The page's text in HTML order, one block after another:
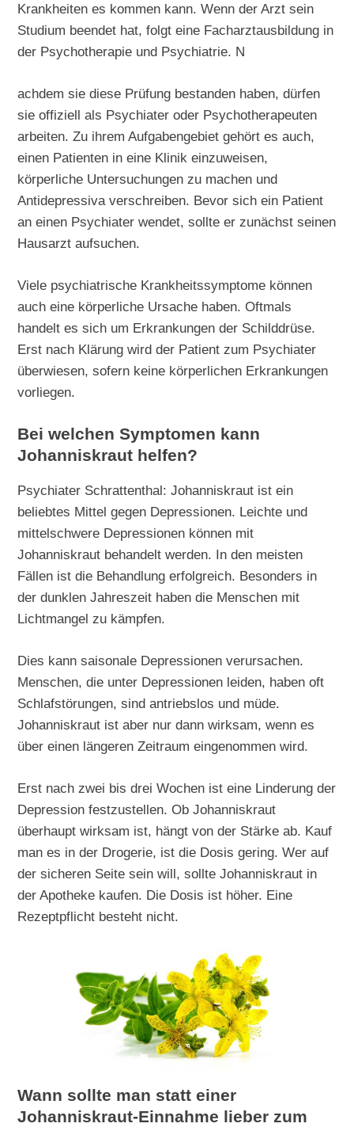
Krankheiten es kommen kann. Wenn der Arzt sein
Studium beendet hat, folgt eine Facharztausbildung in
der Psychotherapie und Psychiatrie. N
achdem sie diese Prüfung bestanden haben, dürfen
sie offiziell als Psychiater oder Psychotherapeuten
arbeiten. Zu ihrem Aufgabengebiet gehört es auch,
einen Patienten in eine Klinik einzuweisen,
körperliche Untersuchungen zu machen und
Antidepressiva verschreiben. Bevor sich ein Patient
an einen Psychiater wendet, sollte er zunächst seinen
Hausarzt aufsuchen.
Viele psychiatrische Krankheitssymptome können
auch eine körperliche Ursache haben. Oftmals
handelt es sich um Erkrankungen der Schilddrüse.
Erst nach Klärung wird der Patient zum Psychiater
überwiesen, sofern keine körperlichen Erkrankungen
vorliegen.
Bei welchen Symptomen kann
Johanniskraut helfen?
Psychiater Schrattenthal: Johanniskraut ist ein
beliebtes Mittel gegen Depressionen. Leichte und
mittelschwere Depressionen können mit
Johanniskraut behandelt werden. In den meisten
Fällen ist die Behandlung erfolgreich. Besonders in
der dunklen Jahreszeit haben die Menschen mit
Lichtmangel zu kämpfen.
Dies kann saisonale Depressionen verursachen.
Menschen, die unter Depressionen leiden, haben oft
Schlafstörungen, sind antriebslos und müde.
Johanniskraut ist aber nur dann wirksam, wenn es
über einen längeren Zeitraum eingenommen wird.
Erst nach zwei bis drei Wochen ist eine Linderung der
Depression festzustellen. Ob Johanniskraut
überhaupt wirksam ist, hängt von der Stärke ab. Kauf
man es in der Drogerie, ist die Dosis gering. Wer auf
der sicheren Seite sein will, sollte Johanniskraut in
der Apotheke kaufen. Die Dosis ist höher. Eine
Rezeptpflicht besteht nicht.
Wann sollte man statt einer
Johanniskraut-Einnahme lieber zum